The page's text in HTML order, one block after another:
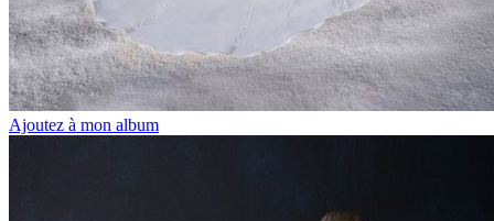
Ajoutez à mon album